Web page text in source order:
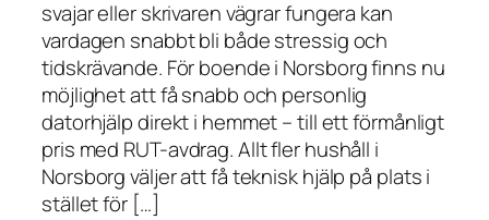
svajar eller skrivaren vägrar fungera kan
vardagen snabbt bli både stressig och
tidskrävande. För boende i Norsborg finns nu
möjlighet att få snabb och personlig
datorhjälp direkt i hemmet – till ett förmånligt
pris med RUT-avdrag. Allt fler hushåll i
Norsborg väljer att få teknisk hjälp på plats i
stället för […]